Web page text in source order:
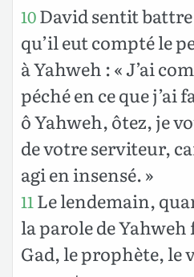
10David sentit
qu’il eut compté le
à Yahweh : « J’ai
péché en ce que
ô Yahweh, ôtez, je
de votre serviteur,
agi en insensé. »
11 Le lendemain,
la parole de Yahweh
Gad, le prophète, le